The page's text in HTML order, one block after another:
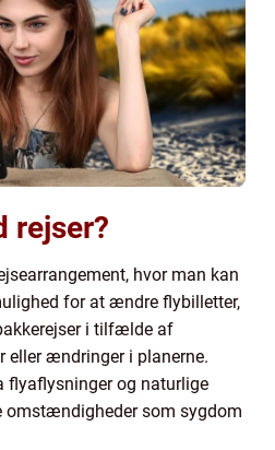
rejser?
hvor man kan
for at ændre flybilletter,
i tilfælde af
eller ændringer i planerne.
flyaflysninger og naturlige
omstændigheder som sygdom